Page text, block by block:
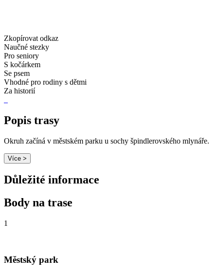
Zkopírovat odkaz
Naučné stezky
Pro seniory
S kočárkem
Se psem
Vhodné pro rodiny s dětmi
Za historií
Popis trasy
Okruh začíná v městském parku u sochy špindlerovského mlynáře.
Více >
Důležité informace
Body na trase
1
Městský park